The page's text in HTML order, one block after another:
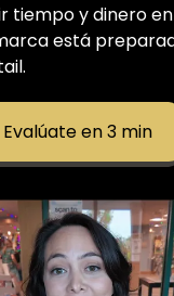
y dinero en
está
Evalúate en 3 min